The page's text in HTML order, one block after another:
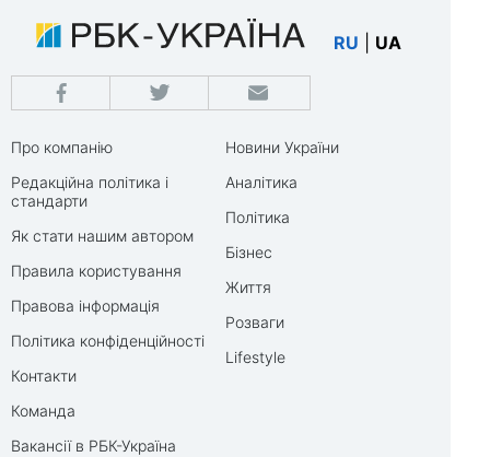
RU UA
Про компанію
Редакційна політика і
стандарти
Як стати нашим автором
Правила користування
Правова інформація
Політика конфіденційності
Контакти
Команда
Вакансії в РБК-Україна
Новини України
Аналітика
Політика
Бізнес
Життя
Розваги
Lifestyle